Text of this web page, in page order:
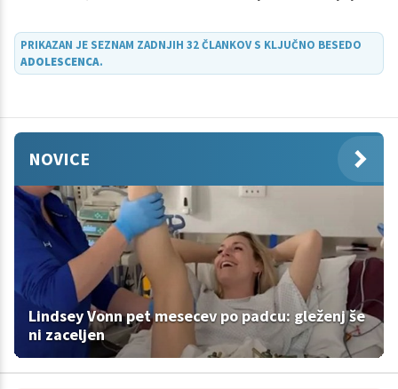
PRIKAZAN JE SEZNAM ZADNJIH 32 ČLANKOV S KLJUČNO BESEDO
ADOLESCENCA.
NOVICE
Lindsey Vonn pet mesecev po padcu: gleženj še
ni zaceljen